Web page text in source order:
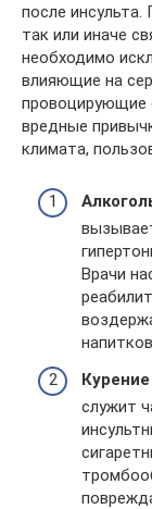
после
так или иначе
необходимо
влияющие на
провоцирующие
вредные
климата,
Врачи
Курение
служит